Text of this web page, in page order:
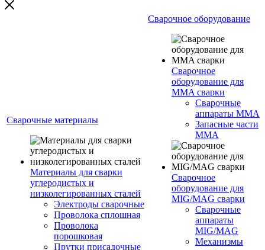
Сварочные материалы
Материалы для сварки
углеродистых и
низколегированных сталей
Электроды сварочные
Проволока сплошная
Проволока
порошковая
Прутки присадочные
Сварочное оборудование
Сварочное
оборудование для
MMA сварки
Сварочные
аппараты MMA
Запасные части
MMA
Сварочное
оборудование для
MIG/MAG сварки
Сварочные
аппараты
MIG/MAG
Механизмы